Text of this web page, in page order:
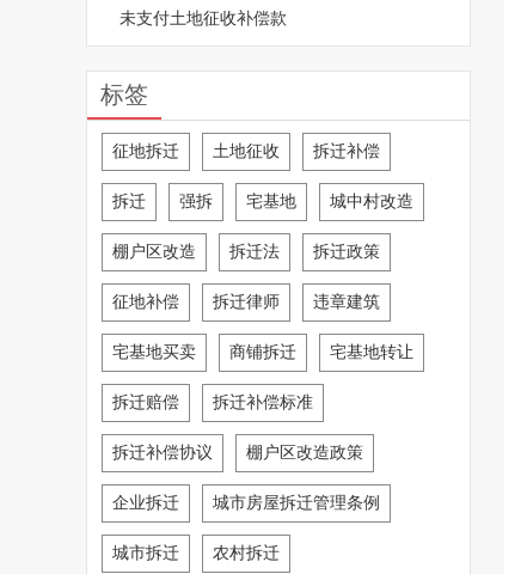
未支付土地征收补偿款
标签
征地拆迁 土地征收 拆迁补偿
拆迁 强拆 宅基地 城中村改造
棚户区改造 拆迁法 拆迁政策
征地补偿 拆迁律师 违章建筑
宅基地买卖 商铺拆迁 宅基地转让
拆迁赔偿 拆迁补偿标准
拆迁补偿协议 棚户区改造政策
企业拆迁 城市房屋拆迁管理条例
城市拆迁 农村拆迁